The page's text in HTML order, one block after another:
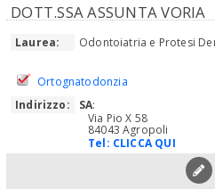
DOTT.SSA ASSUNTA VORIA
Laurea: Odontoiatria e Protesi
Ortognatodonzia
Indirizzo:
SA:
Via Pio X 58
84043 Agropoli
Tel: CLICCA QUI